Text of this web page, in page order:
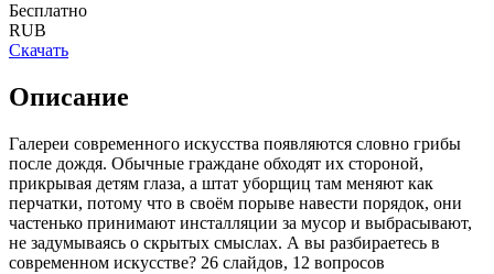
Бесплатно
RUB
Скачать
Описание
Галереи современного искусства появляются словно грибы
после дождя. Обычные граждане обходят их стороной,
прикрывая детям глаза, а штат уборщиц там меняют как
перчатки, потому что в своём порыве навести порядок, они
частенько принимают инсталляции за мусор и выбрасывают,
не задумываясь о скрытых смыслах. А вы разбираетесь в
современном искусстве? 26 слайдов, 12 вопросов